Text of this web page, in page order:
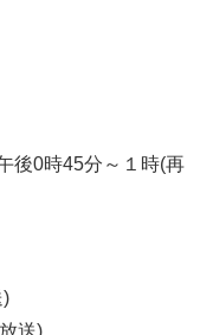
後0時45分～１時(再
)
送)